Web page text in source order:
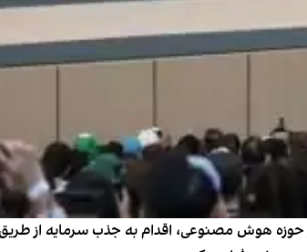
هوش مصنوعی، اقدام به جذب سرمایه از